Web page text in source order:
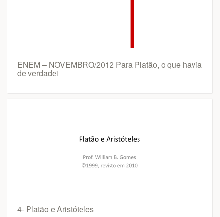
ENEM – NOVEMBRO/2012 Para Platão, o que havia
de verdadei
4- Platão e Aristóteles